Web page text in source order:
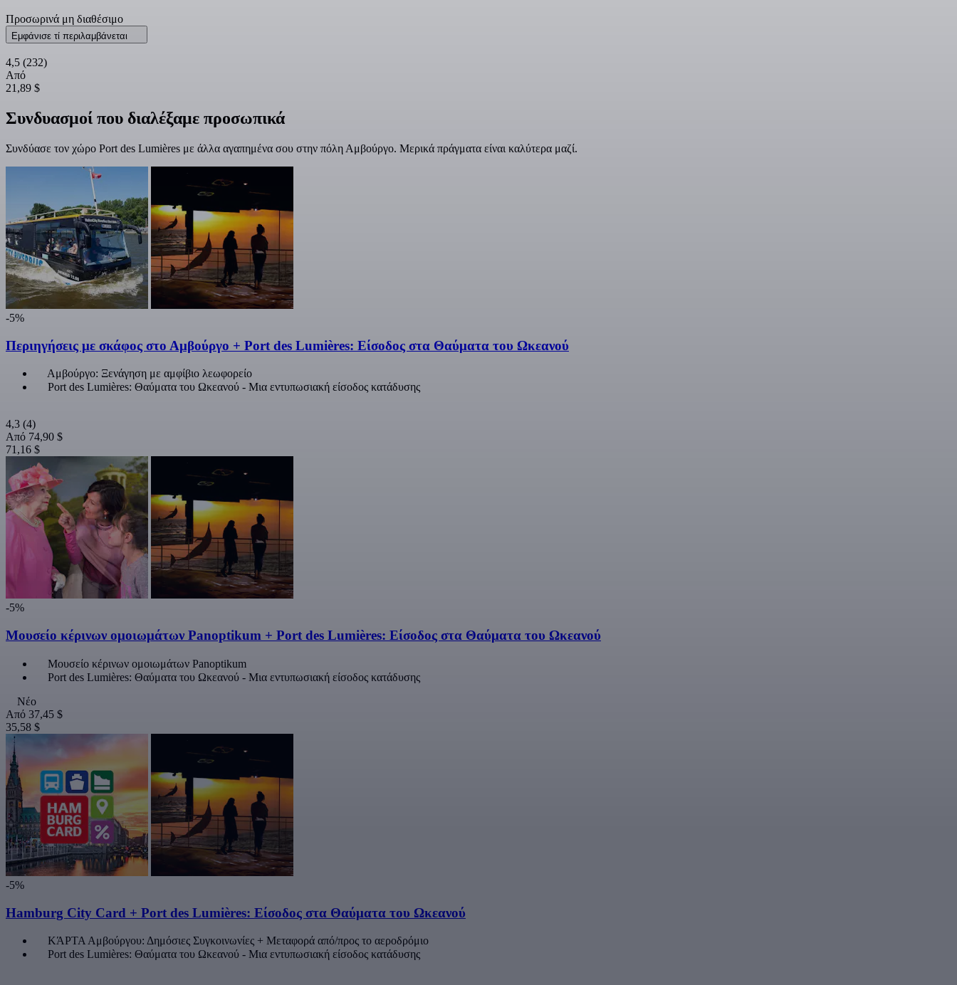
Προσωρινά μη διαθέσιμο
Εμφάνισε τί περιλαμβάνεται
4,5 (232)
Από
21,89 $
Συνδυασμοί που διαλέξαμε προσωπικά
Συνδύασε τον χώρο Port des Lumières με άλλα αγαπημένα σου στην πόλη Αμβούργο. Μερικά πράγματα είναι καλύτερα μαζί.
-5%
Περιηγήσεις με σκάφος στο Αμβούργο + Port des Lumières: Είσοδος στα Θαύματα του Ωκεανού
Αμβούργο: Ξενάγηση με αμφίβιο λεωφορείο
Port des Lumières: Θαύματα του Ωκεανού - Μια εντυπωσιακή είσοδος κατάδυσης
4,3 (4)
Από 74,90 $
71,16 $
-5%
Μουσείο κέρινων ομοιωμάτων Panoptikum + Port des Lumières: Είσοδος στα Θαύματα του Ωκεανού
Μουσείο κέρινων ομοιωμάτων Panoptikum
Port des Lumières: Θαύματα του Ωκεανού - Μια εντυπωσιακή είσοδος κατάδυσης
Νέο
Από 37,45 $
35,58 $
-5%
Hamburg City Card + Port des Lumières: Είσοδος στα Θαύματα του Ωκεανού
ΚΆΡΤΑ Αμβούργου: Δημόσιες Συγκοινωνίες + Μεταφορά από/προς το αεροδρόμιο
Port des Lumières: Θαύματα του Ωκεανού - Μια εντυπωσιακή είσοδος κατάδυσης